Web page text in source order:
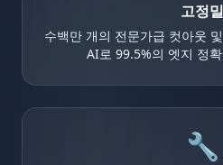
고정밀
수백만 개의 전문가급 컷아웃
AI로 99.5%의 엣지 정
🔧